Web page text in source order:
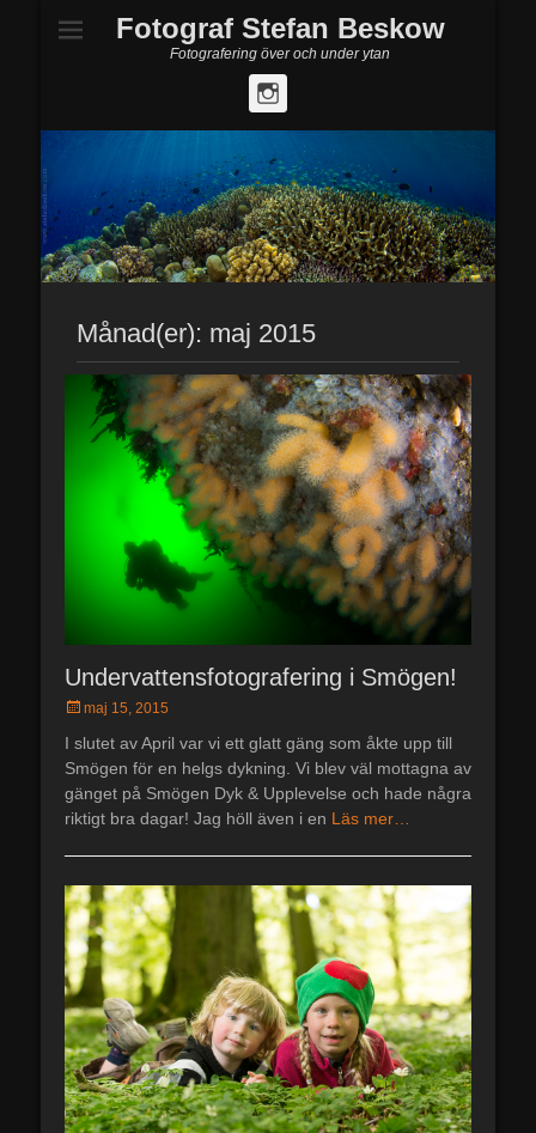
Fotograf Stefan Beskow
Fotografering över och under ytan
Månad(er): maj 2015
Undervattensfotografering i Smögen!
Postades
maj 15, 2015
I slutet av April var vi ett glatt gäng som åkte upp till
Smögen för en helgs dykning. Vi blev väl mottagna av
gänget på Smögen Dyk & Upplevelse och hade några
riktigt bra dagar! Jag höll även i en Läs mer…